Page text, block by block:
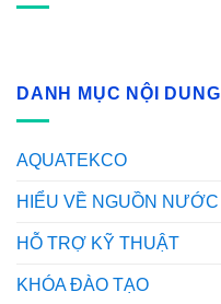
DANH MỤC NỘI DUNG
AQUATEKCO
HIỂU VỀ NGUỒN NƯỚC
HỖ TRỢ KỸ THUẬT
KHÓA ĐÀO TẠO